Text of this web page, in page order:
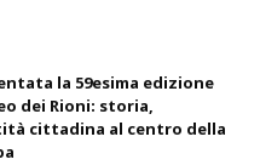
la 59esima edizione
dei Rioni: storia,
cittadina al centro della